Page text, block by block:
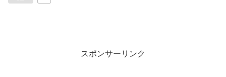
スポンサーリンク